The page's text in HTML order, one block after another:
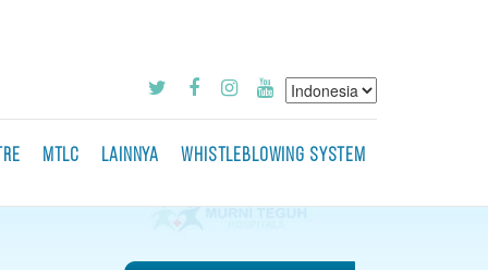
MTLC LAINNYA WHISTLEBLOWING SYSTEM